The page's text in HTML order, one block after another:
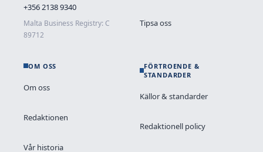
+356 2138 9340
Malta Business Registry: C
89712
Tipsa oss
OM OSS
Om oss
Redaktionen
Vår historia
FÖRTROENDE &
STANDARDER
Källor & standarder
Redaktionell policy